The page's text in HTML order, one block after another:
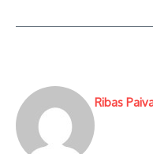
Ribas